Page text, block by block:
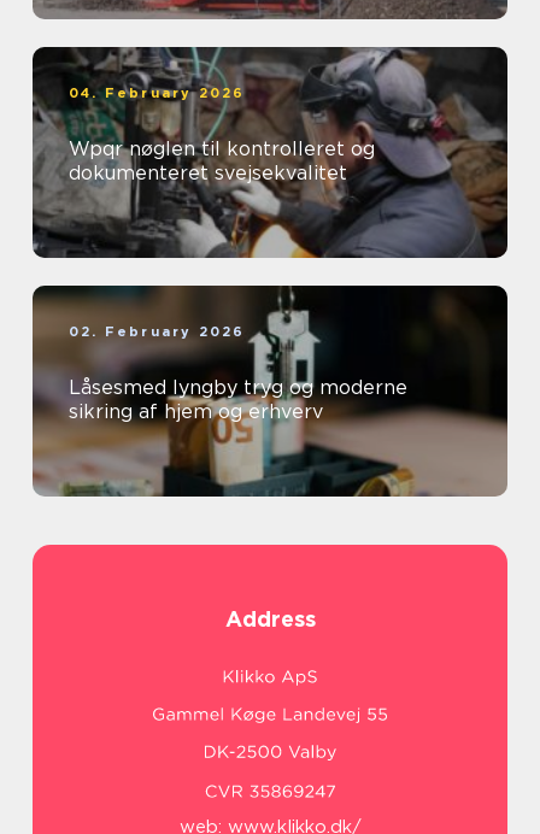
04. February 2026
Wpqr nøglen til kontrolleret og
dokumenteret svejsekvalitet
02. February 2026
Låsesmed lyngby tryg og moderne
sikring af hjem og erhverv
Address
web: www.klikko.dk/